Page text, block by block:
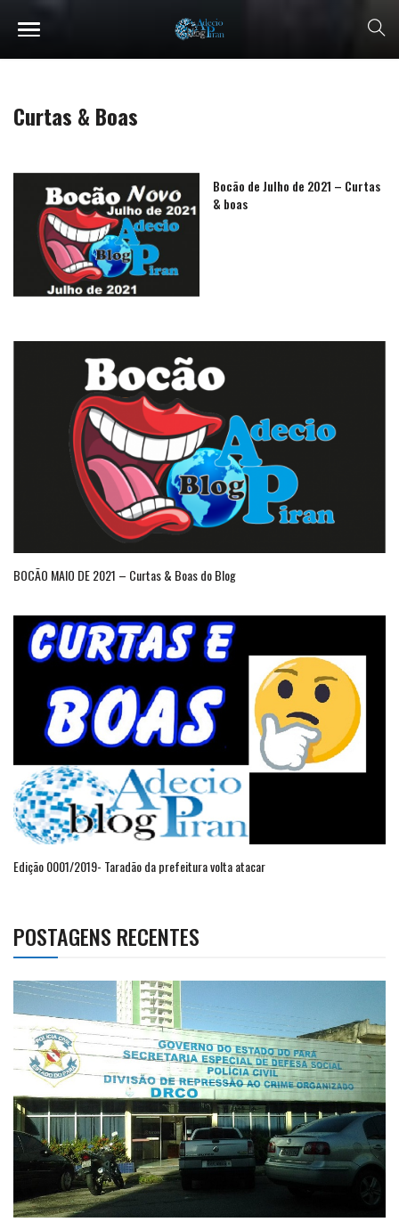
Curtas & Boas
Bocão de Julho de 2021 – Curtas
& boas
BOCÃO MAIO DE 2021 – Curtas & Boas do Blog
Edição 0001/2019- Taradão da prefeitura volta atacar
POSTAGENS RECENTES